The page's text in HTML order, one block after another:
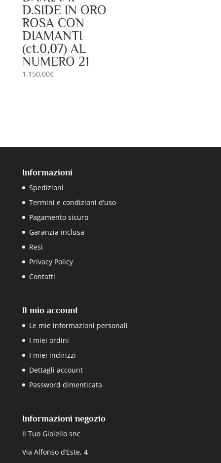
D.SIDE IN ORO
ROSA CON
DIAMANTI
(ct.0,07) AL
NUMERO 21
1.150,00€
Informazioni
Spedizioni
Termini e condizioni d’uso
Pagamento sicuro
Garanzia inclusa
Resi
Privacy Policy
Contatti
Il mio account
Le mie informazioni personali
I miei ordini
I miei indirizzi
Dettagli account
Password dimenticata
Informazioni negozio
Il Tuo Gioiello snc
Via Alfonso d’Este, 4